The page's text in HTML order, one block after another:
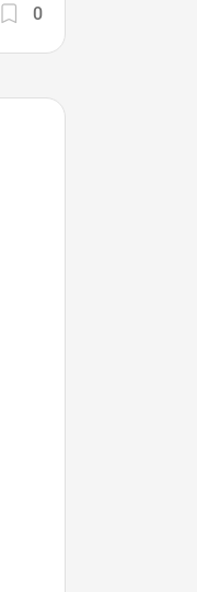
0